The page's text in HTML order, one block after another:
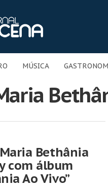
MÚSICA
Bethânia
com álbum
Ao Vivo”